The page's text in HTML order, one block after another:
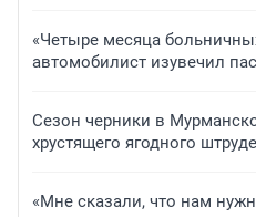
«Четыре месяца
автомобилист изувечил
Сезон черники в
хрустящего ягодного
«Мне сказали, что нам